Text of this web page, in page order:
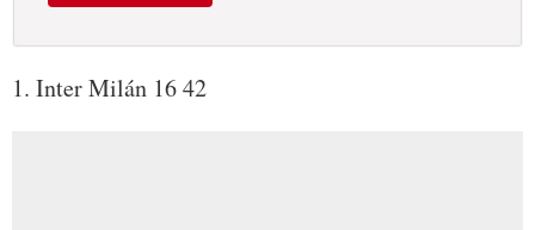
1. Inter Milán 16 42